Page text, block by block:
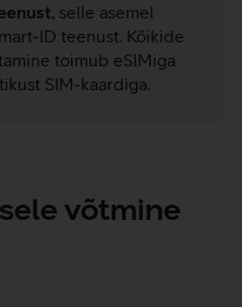
, selle asemel
ID teenust. Kõikide
toimub eSIMiga
SIM-kaardiga.
võtmine